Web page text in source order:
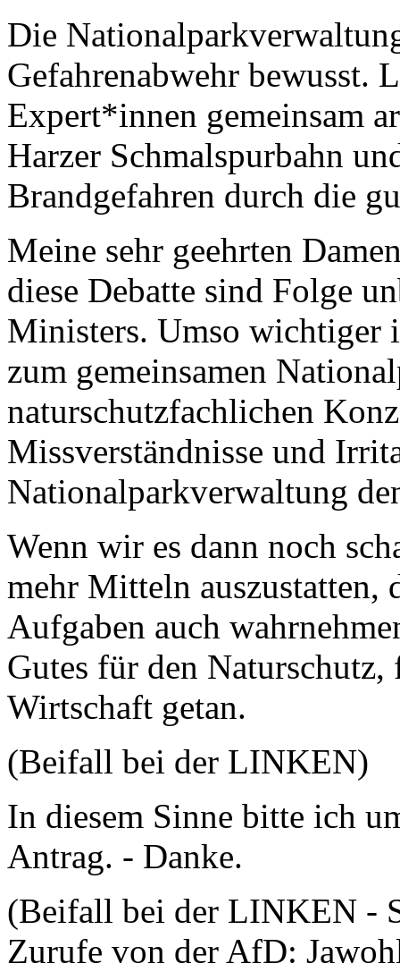
Die
Gefahrenabwehr bewusst.
Expert*innen gemeinsam
Harzer Schmalspurbahn
Brandgefahren durch die
Meine sehr geehrten
diese Debatte sind Folge
Ministers. Umso wichtiger
zum gemeinsamen
naturschutzfachlichen
Missverständnisse und
Nationalparkverwaltung
Wenn wir es dann noch
mehr Mitteln auszustatten,
Aufgaben auch
Gutes für den
Wirtschaft getan.
(Beifall bei der LINKEN)
In diesem Sinne bitte ich
Antrag. - Danke.
(Beifall bei der LINKEN -
Zurufe von der AfD: